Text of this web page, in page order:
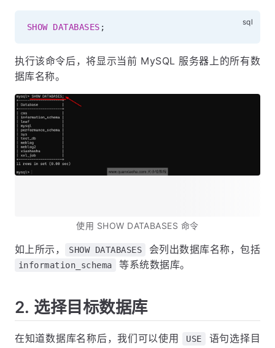
SHOW DATABASES ;
执行该命令后，将显示当前 MySQL 服务器上的所有数
据库名称。
使用 SHOW DATABASES 命令
如上所示， SHOW DATABASES 会列出数据库名称，包括
information_schema 等系统数据库。
2. 选择目标数据库
在知道数据库名称后，我们可以使用 USE
语句选择目